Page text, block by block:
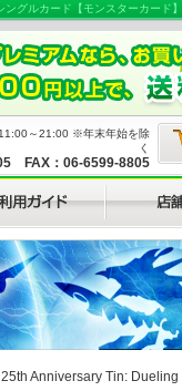
グルカード【モンスターカー
～21:00 ※年末年始を除
く
FAX：06-6599-8805
Anniversary Tin: